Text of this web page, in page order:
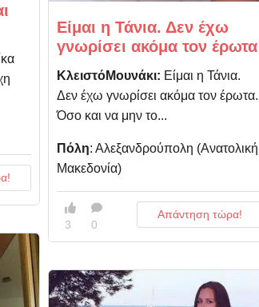
Είμαι η Τάνια. Δεν έχω
γνωρίσει ακόμα τον έρωτα
ΚλειστόΜουνάκι: Είμαι η Τάνια.
Δεν έχω γνωρίσει ακόμα τον έρωτα.
Όσο και να μην το...
Πόλη: Αλεξανδρούπολη (Aνατολική
Μακεδονία)
3 0
Απάντηση τώρα!